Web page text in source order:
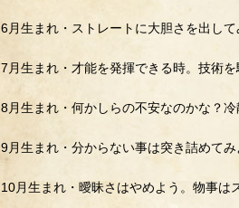
6月生まれ・ストレートに大胆さを出し
7月生まれ・才能を発揮できる時。技術を
8月生まれ・何かしらの不安なのかな？冷
9月生まれ・分からない事は突き詰めて
10月生まれ・曖昧さはやめよう。物事は